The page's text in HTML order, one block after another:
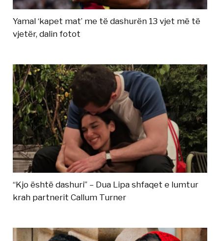
Yamal ‘kapet mat’ me të dashurën 13 vjet më të
vjetër, dalin fotot
“Kjo është dashuri” – Dua Lipa shfaqet e lumtur
krah partnerit Callum Turner